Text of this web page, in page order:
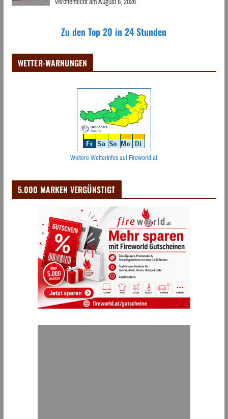
Zu den Top 20 in 24 Stunden
WETTER-WARNUNGEN
Weitere Wetterinfos auf Fireworld.at
5.000 MARKEN VERGÜNSTIGT